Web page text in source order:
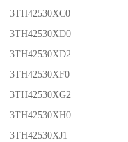
3TH42530XC0
3TH42530XD0
3TH42530XD2
3TH42530XF0
3TH42530XG2
3TH42530XH0
3TH42530XJ1